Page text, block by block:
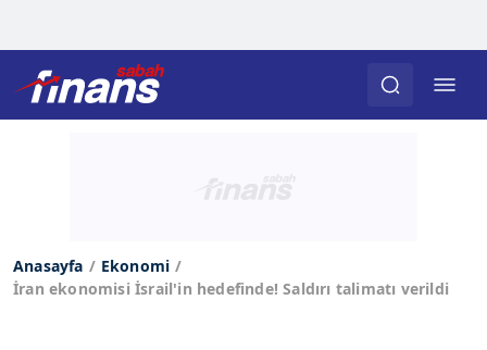
Anasayfa
Ekonomi
İran ekonomisi İsrail'in hedefinde! Saldırı talimatı verildi